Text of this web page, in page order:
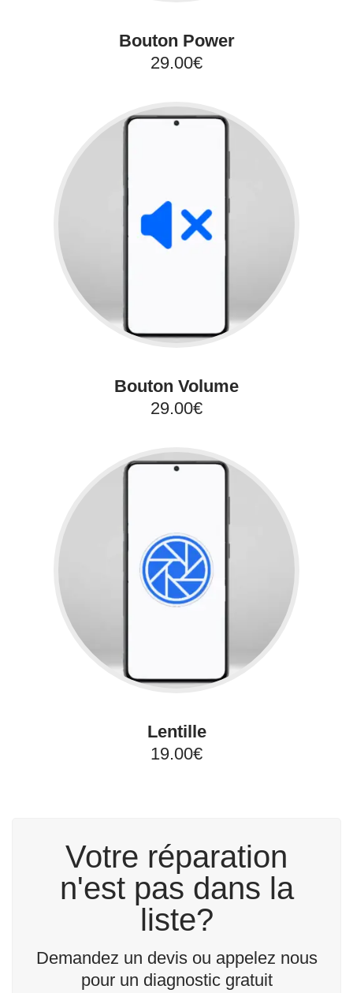
Bouton Power
29.00€
Bouton Volume
29.00€
Lentille
19.00€
Votre réparation
n'est pas dans la
liste?
Demandez un devis ou appelez nous
pour un diagnostic gratuit